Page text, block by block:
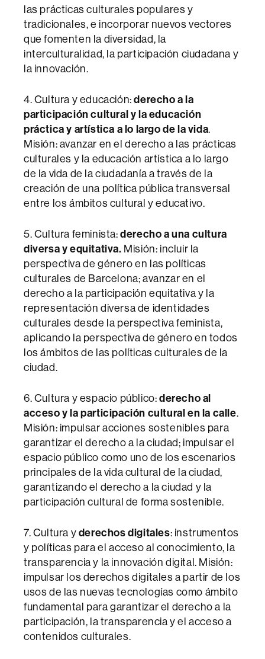
las prácticas culturales populares y
tradicionales, e incorporar nuevos vectores
que fomenten la diversidad, la
interculturalidad, la participación ciudadana y
la innovación.
4. Cultura y educación:derecho a la
participación cultural y la educación
práctica y artística a lo largo de la vida.
Misión: avanzar en el derecho a las prácticas
culturales y la educación artística a lo largo
de la vida de la ciudadanía a través de la
creación de una política pública transversal
entre los ámbitos cultural y educativo.
5. Cultura feminista:derecho a una cultura
diversa y equitativa. Misión: incluir la
perspectiva de género en las políticas
culturales de Barcelona; avanzar en el
derecho a la participación equitativa y la
representación diversa de identidades
culturales desde la perspectiva feminista,
aplicando la perspectiva de género en todos
los ámbitos de las políticas culturales de la
ciudad.
6. Cultura y espacio público:derecho al
acceso y la participación cultural en la calle.
Misión: impulsar acciones sostenibles para
garantizar el derecho a la ciudad; impulsar el
espacio público como uno de los escenarios
principales de la vida cultural de la ciudad,
garantizando el derecho a la ciudad y la
participación cultural de forma sostenible.
7. Cultura yderechos digitales: instrumentos
y políticas para el acceso al conocimiento, la
transparencia y la innovación digital. Misión:
impulsar los derechos digitales a partir de los
usos de las nuevas tecnologías como ámbito
fundamental para garantizar el derecho a la
participación, la transparencia y el acceso a
contenidos culturales.